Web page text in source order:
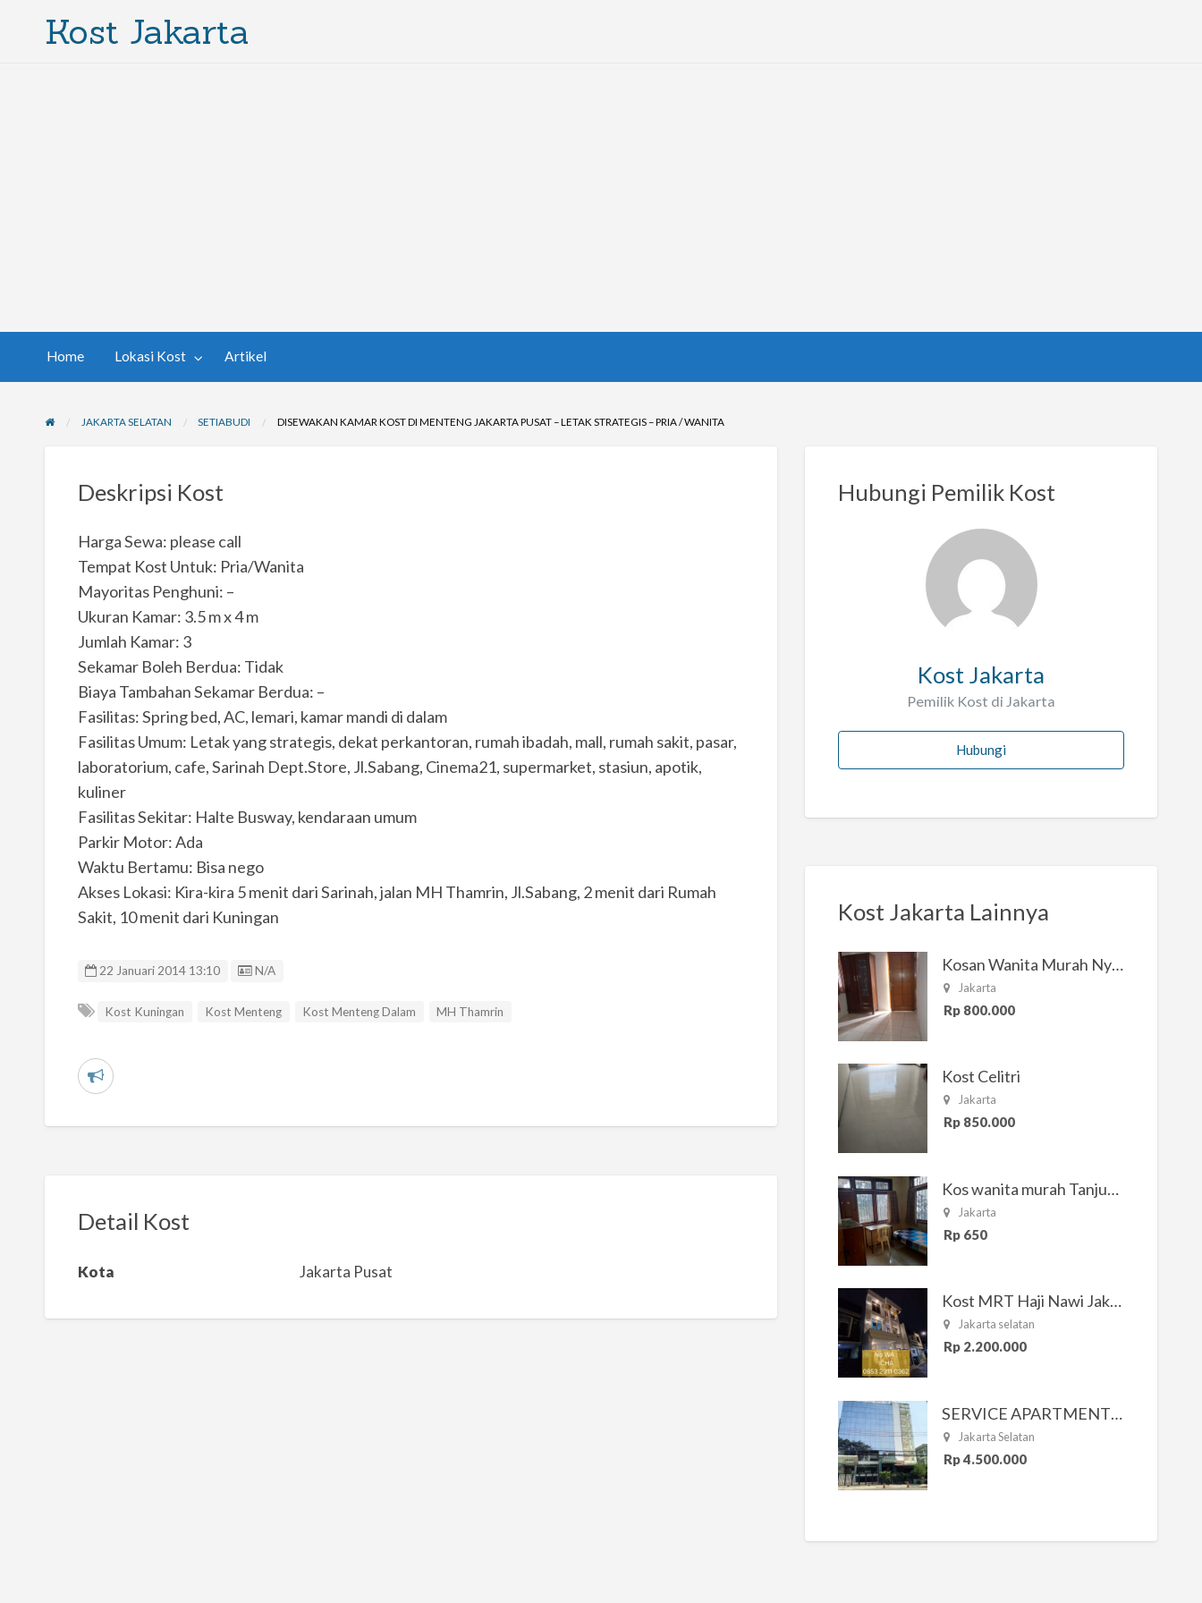
Kost Jakarta
Home Lokasi Kost Artikel
JAKARTA SELATAN SETIABUDI DISEWAKAN KAMAR KOST DI MENTENG JAKARTA PUSAT – LETAK STRATEGIS – PRIA / WANITA
Deskripsi Kost
Harga Sewa: please call
Tempat Kost Untuk: Pria/Wanita
Mayoritas Penghuni: –
Ukuran Kamar: 3.5 m x 4 m
Jumlah Kamar: 3
Sekamar Boleh Berdua: Tidak
Biaya Tambahan Sekamar Berdua: –
Fasilitas: Spring bed, AC, lemari, kamar mandi di dalam
Fasilitas Umum: Letak yang strategis, dekat perkantoran, rumah ibadah, mall, rumah sakit, pasar,
laboratorium, cafe, Sarinah Dept.Store, Jl.Sabang, Cinema21, supermarket, stasiun, apotik,
kuliner
Fasilitas Sekitar: Halte Busway, kendaraan umum
Parkir Motor: Ada
Waktu Bertamu: Bisa nego
Akses Lokasi: Kira-kira 5 menit dari Sarinah, jalan MH Thamrin, Jl.Sabang, 2 menit dari Rumah
Sakit, 10 menit dari Kuningan
22 Januari 2014 13:10 Listing ID
N/A
Kost Kuningan Kost Menteng Kost Menteng Dalam MH Thamrin
L
a
m
Detail Kost
Kota Jakarta Pusat
Hubungi Pemilik Kost
Kost Jakarta
Pemilik Kost di Jakarta
Hubungi
Kost Jakarta Lainnya
Kosan Wanita Murah Nyaman di Jakarta Selatan
Jakarta
Rp 800.000
Kost Celitri
Jakarta
Rp 850.000
Kos wanita murah Tanjung Duren Jakarta Barat
Jakarta
Rp 650
Kost MRT Haji Nawi Jakarta Selatan
Jakarta selatan
Rp 2.200.000
SERVICE APARTMENT SOUTH RESIDENCE
Jakarta Selatan
Rp 4.500.000